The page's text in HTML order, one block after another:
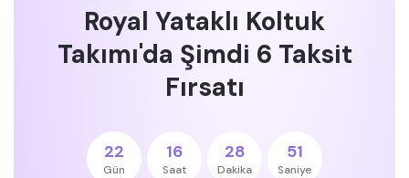
Royal Yataklı Koltuk
Takımı'da Şimdi 6 Taksit
Fırsatı
22
Gün
16
Saat
28
Dakika
51
Saniye